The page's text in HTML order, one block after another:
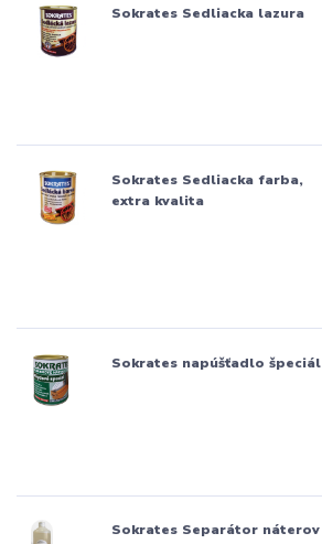
Sokrates Sedliacka lazura
Sokrates Sedliacka farba,
extra kvalita
Sokrates napúšťadlo špeciál
Sokrates Separátor náterov